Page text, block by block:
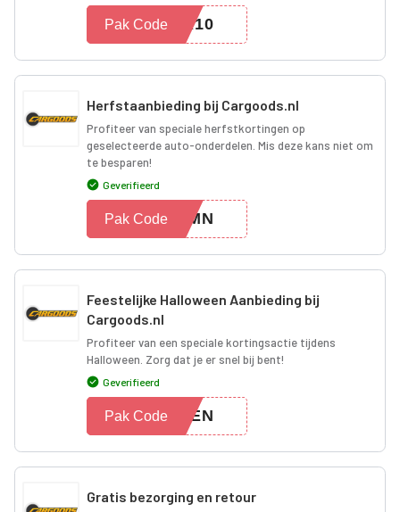
ER10
Pak Code
Herfstaanbieding bij Cargoods.nl
Profiteer van speciale herfstkortingen op
geselecteerde auto-onderdelen. Mis deze kans niet om
te besparen!
Geverifieerd
TUMN
Pak Code
Feestelijke Halloween Aanbieding bij
Cargoods.nl
Profiteer van een speciale kortingsactie tijdens
Halloween. Zorg dat je er snel bij bent!
Geverifieerd
WEEN
Pak Code
Gratis bezorging en retour